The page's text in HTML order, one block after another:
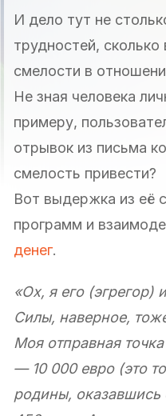
И дело тут не
трудностей, сколько
смелости в
Не зная человека
примеру,
отрывок из письма
смелость привести?
Вот выдержка из её
программ и
денег.
«Ох, я его
Силы, наверное,
Моя отправная
— 10 000 евро (это
родины,